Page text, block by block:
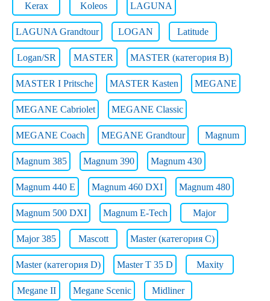
Kerax Koleos LAGUNA
LAGUNA Grandtour LOGAN Latitude
Logan/SR MASTER MASTER (категория B)
MASTER I Pritsche MASTER Kasten MEGANE
MEGANE Cabriolet MEGANE Classic
MEGANE Coach MEGANE Grandtour Magnum
Magnum 385 Magnum 390 Magnum 430
Magnum 440 E Magnum 460 DXI Magnum 480
Magnum 500 DXI Magnum E-Tech Major
Major 385 Mascott Master (категория C)
Master (категория D) Master T 35 D Maxity
Megane II Megane Scenic Midliner